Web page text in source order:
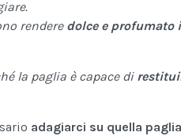
rendere dolce e profumato
la paglia è capace di
adagiarci su quella paglia